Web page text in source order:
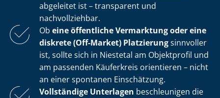
abgeleitet ist – transparent und
nachvollziehbar.
Ob eine öffentliche Vermarktung oder eine
diskrete (Off-Market) Platzierungsinnvoller
ist, sollte sich in Niestetal am Objektprofil und
am passenden Käuferkreis orientieren – nicht
an einer spontanen Einschätzung.
Vollständige Unterlagen beschleunigen die